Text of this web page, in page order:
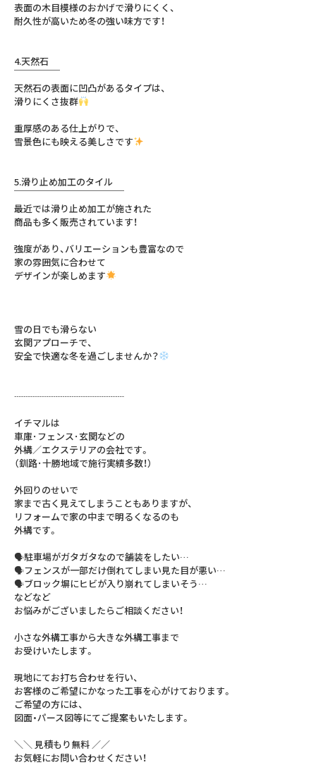
表面の木目模様のおかげで滑りにくく、
耐久性が高いため冬の強い味方です！
4.天然石
￣￣￣￣⁣￣⁣
天然石の表面に凹凸があるタイプは、
滑りにくさ抜群
重厚感のある仕上がりで、
雪景色にも映える美しさです
5.滑り止め加工のタイル
￣￣￣￣⁣￣￣￣￣￣￣￣￣
最近では滑り止め加工が施された
商品も多く販売されています！
強度があり、バリエーションも豊富なので
家の雰囲気に合わせて
デザインが楽しめます
雪の日でも滑らない
玄関アプローチで、
安全で快適な冬を過ごしませんか？
┈┈┈┈┈┈┈┈┈┈┈┈
イチマルは⁣
車庫･フェンス･玄関などの⁣
外構／エクステリアの会社です。⁣
（釧路･十勝地域で施行実績多数！）⁣
外回りのせいで⁣
家まで古く見えてしまうこともありますが、⁣
リフォームで家の中まで明るくなるのも⁣
外構です。⁣
🗣駐車場がガタガタなので舗装をしたい…⁣
🗣フェンスが一部だけ倒れてしまい見た目が悪い…⁣
🗣ブロック塀にヒビが入り崩れてしまいそう…⁣
などなど⁣
お悩みがございましたらご相談ください！⁣
小さな外構工事から大きな外構工事まで⁣
お受けいたします。⁣
現地にてお打ち合わせを行い⁣、
お客様のご希望にかなった工事を心がけております。⁣
ご希望の方には、⁣
図面・パース図等にてご提案もいたします。⁣
＼＼ 見積もり無料 ／／⁣
お気軽にお問い合わせください！⁣